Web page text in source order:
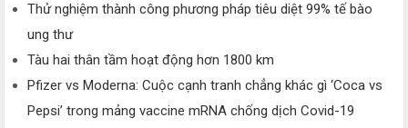
Thử nghiệm thành công phương pháp tiêu diệt 99% tế bào
ung thư
Tàu hai thân tầm hoạt động hơn 1800 km
Pfizer vs Moderna: Cuộc cạnh tranh chẳng khác gì ‘Coca vs
Pepsi’ trong mảng vaccine mRNA chống dịch Covid-19